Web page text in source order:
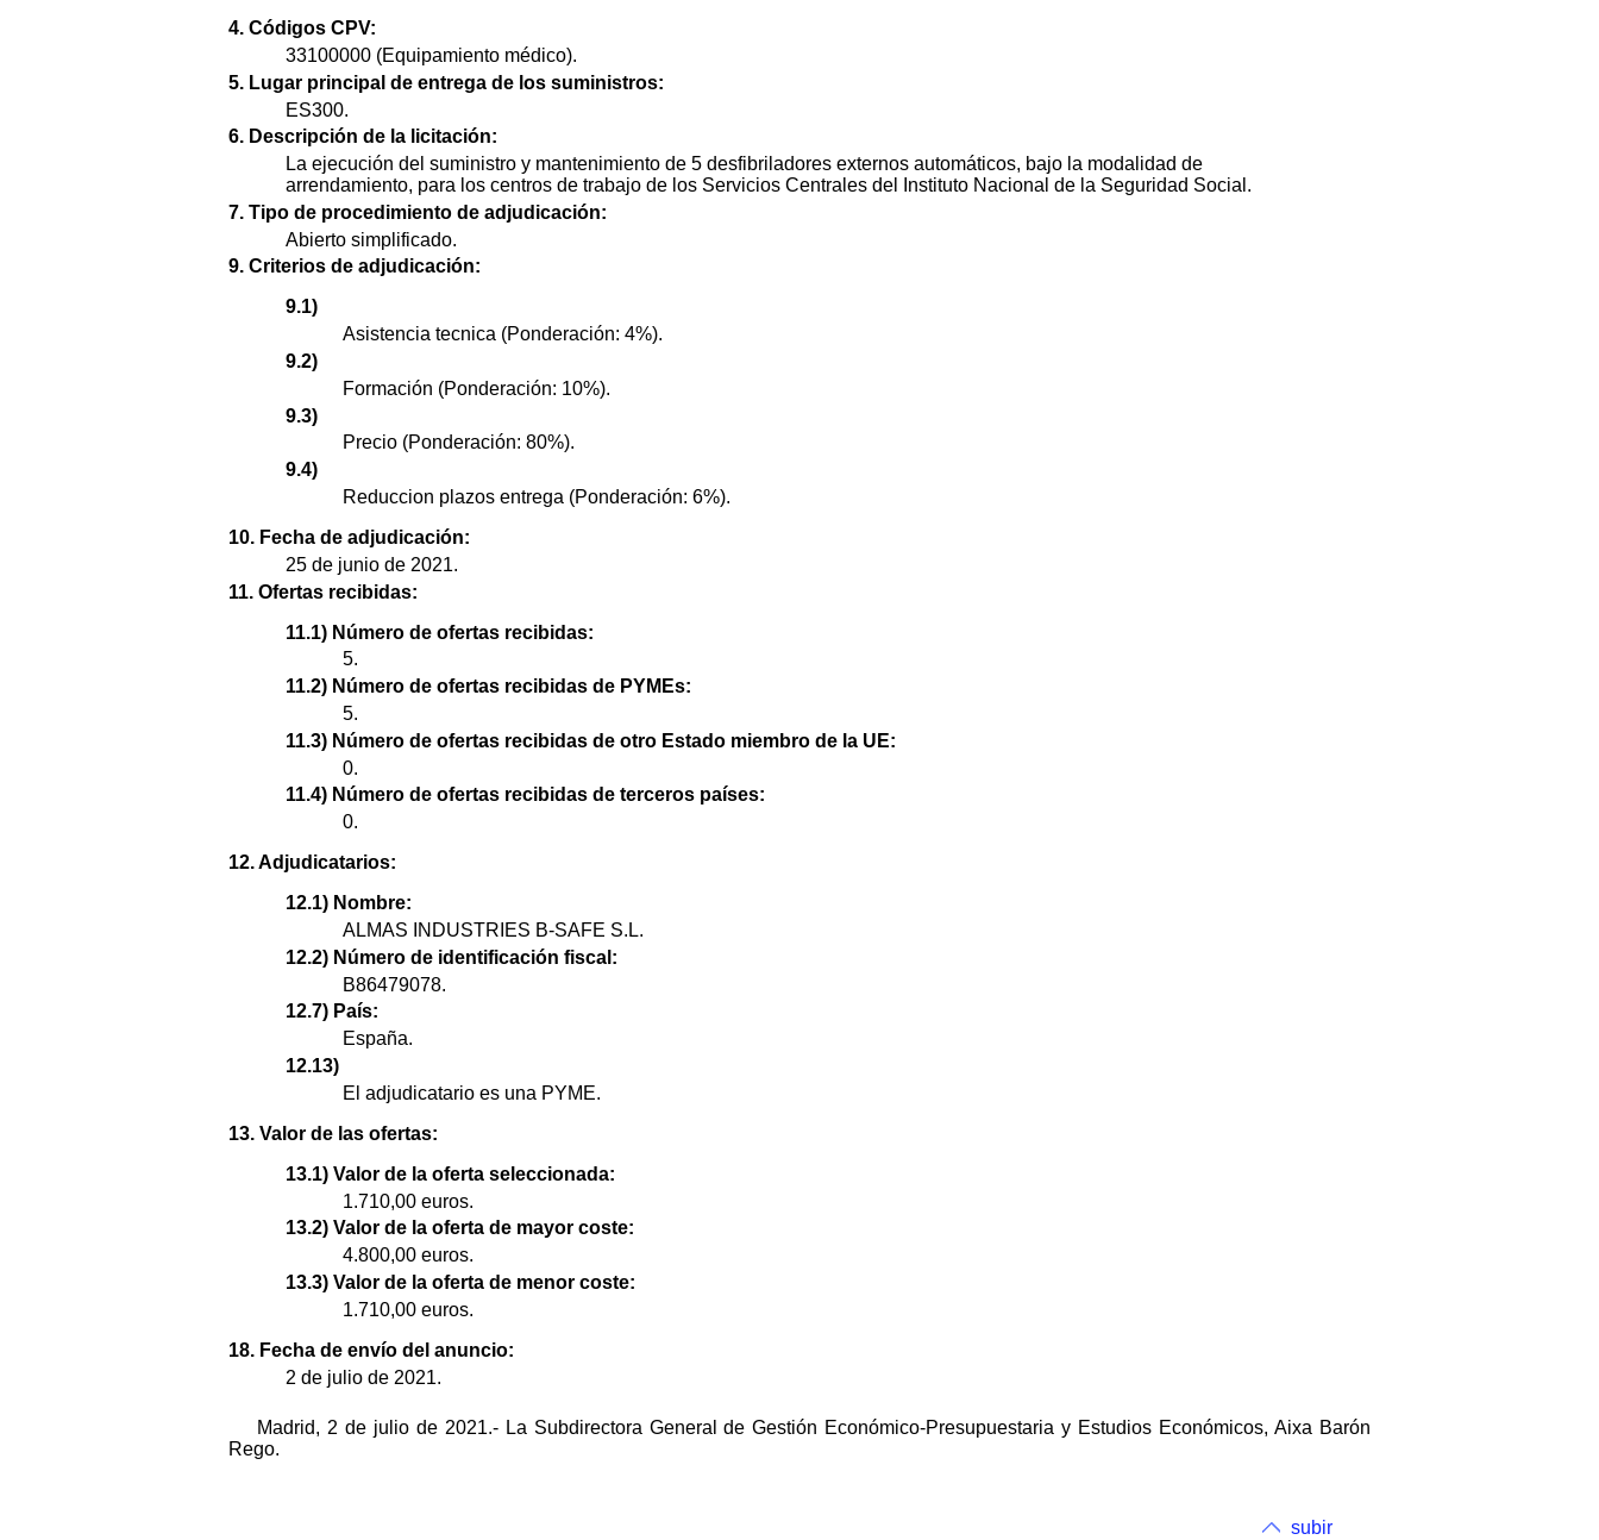
4. Códigos CPV:
33100000 (Equipamiento médico).
5. Lugar principal de entrega de los suministros:
ES300.
6. Descripción de la licitación:
La ejecución del suministro y mantenimiento de 5 desfibriladores externos automáticos, bajo la modalidad de
arrendamiento, para los centros de trabajo de los Servicios Centrales del Instituto Nacional de la Seguridad Social.
7. Tipo de procedimiento de adjudicación:
Abierto simplificado.
9. Criterios de adjudicación:
9.1)
Asistencia tecnica (Ponderación: 4%).
9.2)
Formación (Ponderación: 10%).
9.3)
Precio (Ponderación: 80%).
9.4)
Reduccion plazos entrega (Ponderación: 6%).
10. Fecha de adjudicación:
25 de junio de 2021.
11. Ofertas recibidas:
11.1) Número de ofertas recibidas:
5.
11.2) Número de ofertas recibidas de PYMEs:
5.
11.3) Número de ofertas recibidas de otro Estado miembro de la UE:
0.
11.4) Número de ofertas recibidas de terceros países:
0.
12. Adjudicatarios:
12.1) Nombre:
ALMAS INDUSTRIES B-SAFE S.L.
12.2) Número de identificación fiscal:
B86479078.
12.7) País:
España.
12.13)
El adjudicatario es una PYME.
13. Valor de las ofertas:
13.1) Valor de la oferta seleccionada:
1.710,00 euros.
13.2) Valor de la oferta de mayor coste:
4.800,00 euros.
13.3) Valor de la oferta de menor coste:
1.710,00 euros.
18. Fecha de envío del anuncio:
2 de julio de 2021.
Madrid, 2 de julio de 2021.- La Subdirectora General de Gestión Económico-Presupuestaria y Estudios Económicos, Aixa Barón
Rego.
subir